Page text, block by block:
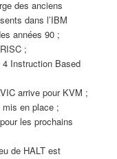
des anciens
dans l’IBM
années 90 ;
;
4 Instruction Based
arrive pour KVM ;
en place ;
les prochains
de HALT est